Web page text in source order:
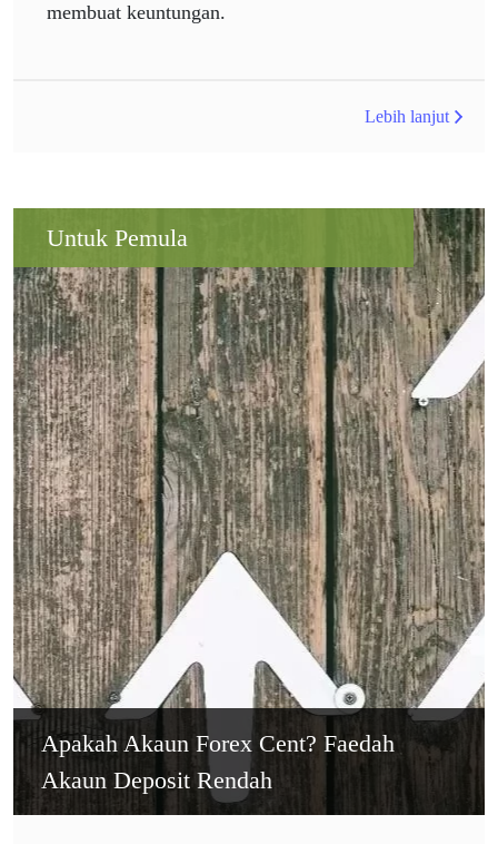
membuat keuntungan.
Lebih lanjut
Untuk Pemula
Apakah Akaun Forex Cent? Faedah
Akaun Deposit Rendah